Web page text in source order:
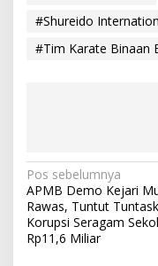
#Shureido
#Tim Karate Binaan
N
a
v
i
Pos sebelumnya
APMB Demo Kejari
Rawas, Tuntut
Korupsi Seragam
Rp11,6 Miliar